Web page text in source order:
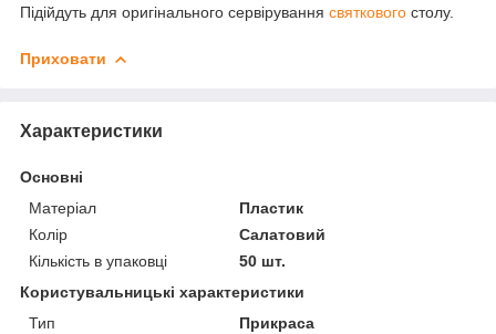
Підійдуть для оригінального сервірування святкового столу.
Приховати
Характеристики
Основні
Матеріал
Пластик
Колір
Салатовий
Кількість в упаковці
50 шт.
Користувальницькі характеристики
Тип
Прикраса